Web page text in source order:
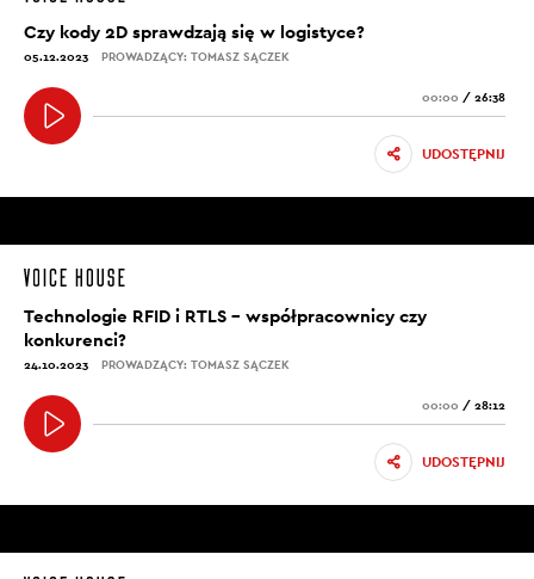
Czy kody 2D sprawdzają się w logistyce?
05.12.2023 PROWADZĄCY: TOMASZ SĄCZEK
00:00 / 26:38
UDOSTĘPNIJ
Technologie RFID i RTLS – współpracownicy czy
konkurenci?
24.10.2023 PROWADZĄCY: TOMASZ SĄCZEK
00:00 / 28:12
UDOSTĘPNIJ